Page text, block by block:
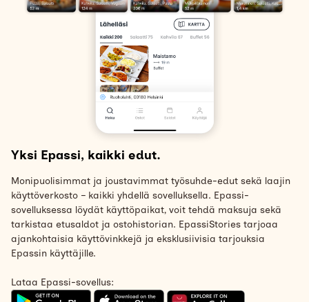
Yksi Epassi, kaikki edut.
Monipuolisimmat ja joustavimmat työsuhde-edut sekä laajin
käyttöverkosto – kaikki yhdellä sovelluksella. Epassi-
sovelluksessa löydät käyttöpaikat, voit tehdä maksuja sekä
tarkistaa etusaldot ja ostohistorian. EpassiStories tarjoaa
ajankohtaisia käyttövinkkejä ja eksklusiivisia tarjouksia
Epassin käyttäjille.
Lataa Epassi-sovellus: